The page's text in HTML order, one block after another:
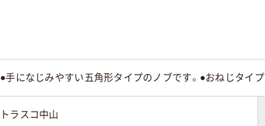
●手になじみやすい五角形タイプのノブです。●おねじタイプ
トラスコ中山